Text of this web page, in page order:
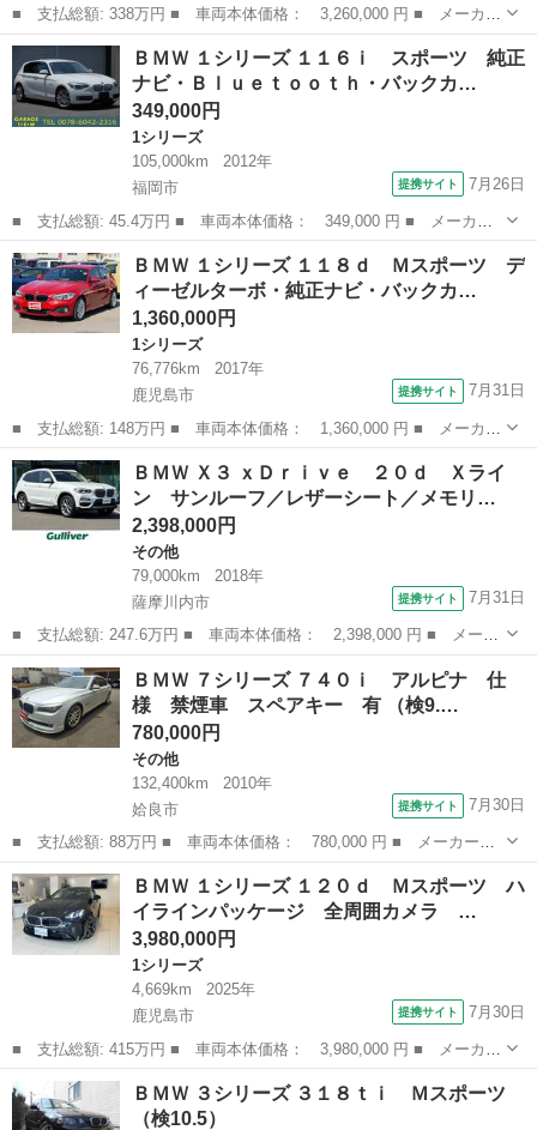
■ 支払総額: 338万円 ■ 車両本体価格： 3,260,000 円 ■ メーカー
名： ＢＭＷ ■ 車種名： Ｘ１ ■ グレード名： ｘＤｒｉｖｅ
１８ｄ ｘライン アドバンスドアクティブセーフティパッケージ・
コンフォー...
鹿児島 鹿児島市
ＢＭＷ １シリーズ １１６ｉ スポーツ 純正
ナビ・Ｂｌｕｅｔｏｏｔｈ・バックカ…
349,000円
1シリーズ
105,000km
2012年
福岡市
提携サイト 7月26日
■ 支払総額: 45.4万円 ■ 車両本体価格： 349,000 円 ■ メーカー
名： ＢＭＷ ■ 車種名： １シリーズ ■ グレード名： １１６
ｉ スポーツ 純正ナビ・Ｂｌｕｅｔｏｏｔｈ・バックカメラ・キー
レス・プッシュ...
福岡 福岡市
ＢＭＷ １シリーズ １１８ｄ Ｍスポーツ デ
ィーゼルターボ・純正ナビ・バックカ…
1,360,000円
1シリーズ
76,776km
2017年
鹿児島市
提携サイト 7月31日
■ 支払総額: 148万円 ■ 車両本体価格： 1,360,000 円 ■ メーカー
名： ＢＭＷ ■ 車種名： １シリーズ ■ グレード名： １１８
ｄ Ｍスポーツ ディーゼルターボ・純正ナビ・バックカメラ・ＤＶ
Ｄ／ＣＤ／Ｂ...
鹿児島 鹿児島市
ＢＭＷ Ｘ３ ｘＤｒｉｖｅ ２０ｄ Ｘライ
ン サンルーフ／レザーシート／メモリ…
2,398,000円
その他
79,000km
2018年
薩摩川内市
提携サイト 7月31日
■ 支払総額: 247.6万円 ■ 車両本体価格： 2,398,000 円 ■ メーカ
ー名： ＢＭＷ ■ 車種名： Ｘ３ ■ グレード名： ｘＤｒｉｖ
ｅ ２０ｄ Ｘライン サンルーフ／レザーシート／メモリシート／
パワーシー...
鹿児島 薩摩川内市 その他
ＢＭＷ ７シリーズ ７４０ｉ アルピナ 仕
様 禁煙車 スペアキー 有 （検9.…
780,000円
その他
132,400km
2010年
姶良市
提携サイト 7月30日
■ 支払総額: 88万円 ■ 車両本体価格： 780,000 円 ■ メーカー
名： ＢＭＷ ■ 車種名： ７シリーズ ■ グレード名： ７４０
ｉ アルピナ 仕様 禁煙車 スペアキー 有 ■ 排気量： 3000cc
■ ドア...
鹿児島 姶良市
ＢＭＷ １シリーズ １２０ｄ Ｍスポーツ ハ
イラインパッケージ 全周囲カメラ …
3,980,000円
1シリーズ
4,669km
2025年
鹿児島市
提携サイト 7月30日
■ 支払総額: 415万円 ■ 車両本体価格： 3,980,000 円 ■ メーカー
名： ＢＭＷ ■ 車種名： １シリーズ ■ グレード名： １２０
ｄ Ｍスポーツ ハイラインパッケージ 全周囲カメラ ナビ クリ
アランスソナ...
鹿児島 鹿児島市 1シリーズ
ＢＭＷ ３シリーズ ３１８ｔｉ Ｍスポーツ
（検10.5）